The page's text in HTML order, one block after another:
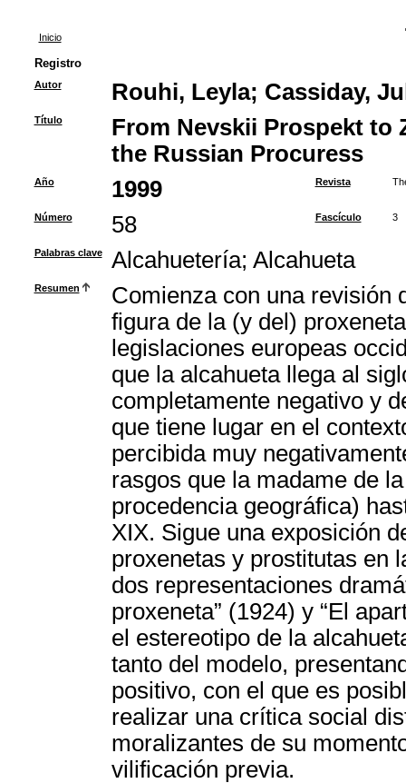
Inicio
Registro
Autor Rouhi, Leyla; Cassiday,
Título
From Nevskii Prospekt to
the Russian Procuress
Año 1999 Revista
Número 58 Fascículo 3
Palabras clave Alcahuetería; Alcahueta
Resumen
Comienza con una revisión
figura de la (y del)
legislaciones europeas
que la alcahueta llega al
completamente negativo y
que tiene lugar en el
percibida muy
rasgos que la madame de
procedencia geográfica)
XIX. Sigue una exposición
proxenetas y prostitutas en
dos representaciones
proxeneta” (1924) y “El
el estereotipo de la
tanto del modelo,
positivo, con el que es
realizar una crítica social
moralizantes de su
vilificación previa.